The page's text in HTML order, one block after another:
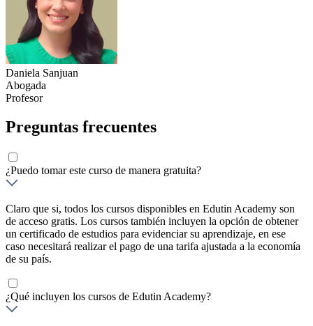
Daniela Sanjuan
Abogada
Profesor
Preguntas frecuentes
¿Puedo tomar este curso de manera gratuita?
Claro que si, todos los cursos disponibles en Edutin Academy son
de acceso gratis. Los cursos también incluyen la opción de obtener
un certificado de estudios para evidenciar su aprendizaje, en ese
caso necesitará realizar el pago de una tarifa ajustada a la economía
de su país.
¿Qué incluyen los cursos de Edutin Academy?